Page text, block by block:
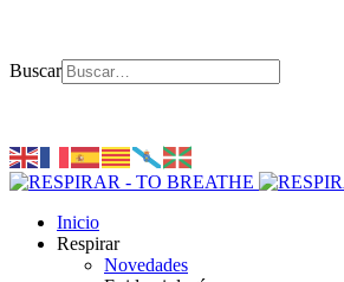
Buscar
Inicio
Respirar
Novedades